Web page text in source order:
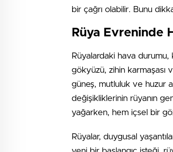
bir çağrı olabilir. Bunu
Rüya Evreninde
Rüyalardaki hava durumu,
gökyüzü, zihin karmaşası
güneş, mutluluk ve huzur
değişikliklerinin rüyanın
yağarken, hem içsel bir
Rüyalar, duygusal